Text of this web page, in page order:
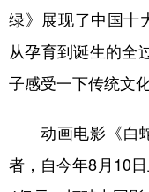
绿》展现了中国十
从孕育到诞生的全
子感受一下传统文
动画电影《白
者，自今年8月10